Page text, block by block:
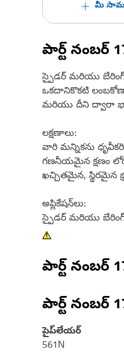
మీ
పార్ట్ నంబర్
స్పైడర్ మరియు
ఒకదానికొకటి
మరియు దీని ద్వారా
లక్షణాలు:
వారి మన్నికను
గణనీయమైన క్షణం
ఖచ్చితమైన, స్థిరమైన
అప్లికేషన్‌లు:
స్పైడర్ మరియు బేరింగ్
పార్ట్ నంబర్
పార్ట్ నంబర్
పైప్‌లేయర్
561N